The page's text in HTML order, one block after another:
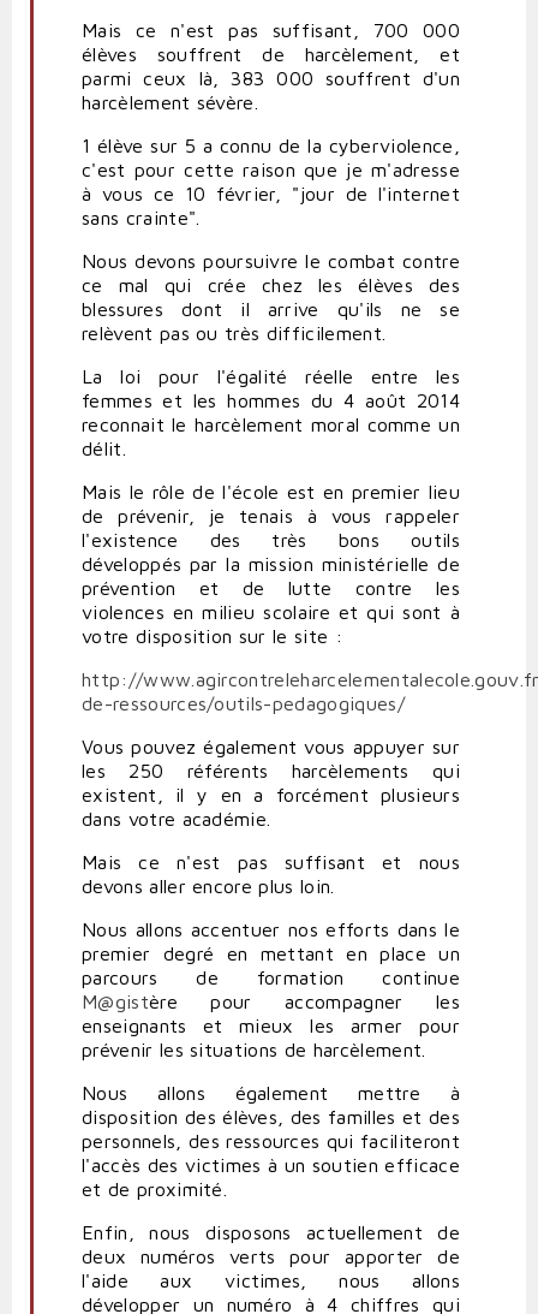
Mais ce n'est pas suffisant, 700 000
élèves souffrent de harcèlement, et
parmi ceux là, 383 000 souffrent d'un
harcèlement sévère.
1 élève sur 5 a connu de la cyberviolence,
c'est pour cette raison que je m'adresse
à vous ce 10 février, "jour de l'internet
sans crainte".
Nous devons poursuivre le combat contre
ce mal qui crée chez les élèves des
blessures dont il arrive qu'ils ne se
relèvent pas ou très difficilement.
La loi pour l'égalité réelle entre les
femmes et les hommes du 4 août 2014
reconnait le harcèlement moral comme un
délit.
Mais le rôle de l'école est en premier lieu
de prévenir, je tenais à vous rappeler
l'existence des très bons outils
développés par la mission ministérielle de
prévention et de lutte contre les
violences en milieu scolaire et qui sont à
votre disposition sur le site :
http://
de-ressources/outils-pedagogiques/
Vous pouvez également vous appuyer sur
les 250 référents harcèlements qui
existent, il y en a forcément plusieurs
dans votre académie.
Mais ce n'est pas suffisant et nous
devons aller encore plus loin.
Nous allons accentuer nos efforts dans le
premier degré en mettant en place un
parcours de formation continue
M@gistère pour accompagner les
enseignants et mieux les armer pour
prévenir les situations de harcèlement.
Nous allons également mettre à
disposition des élèves, des familles et des
personnels, des ressources qui faciliteront
l'accès des victimes à un soutien efficace
et de proximité.
Enfin, nous disposons actuellement de
deux numéros verts pour apporter de
l'aide aux victimes, nous allons
développer un numéro à 4 chiffres qui